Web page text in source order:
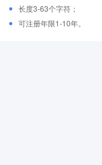
长度3-63个字符；
可注册年限1-10年。